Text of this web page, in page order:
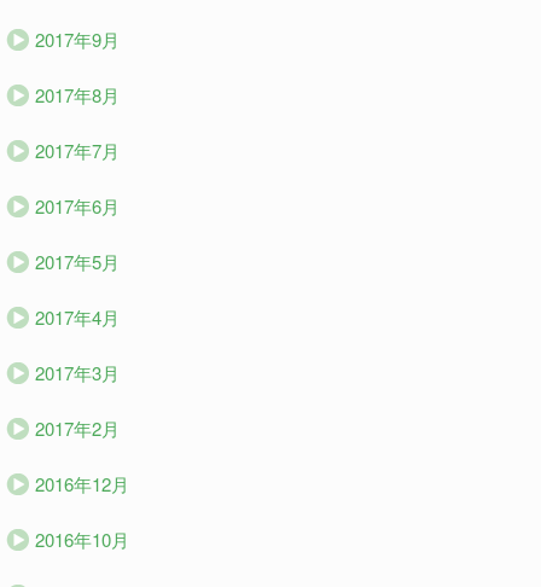
2017年9月
2017年8月
2017年7月
2017年6月
2017年5月
2017年4月
2017年3月
2017年2月
2016年12月
2016年10月